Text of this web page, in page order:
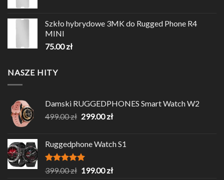
Szkło hybrydowe 3MK do Rugged Phone R4
MINI
75.00zł
NASZE HITY
Damski RUGGEDPHONES Smart Watch W2
499.00zł Pierwotna
499.00 zł.
299.00złAktualna
299.00 zł.
Ruggedphone Watch S1
Oceniono
399.00zł Pierwotna
199.00złAktualna